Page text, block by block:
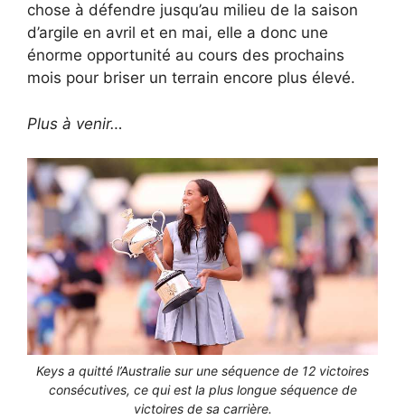
chose à défendre jusqu’au milieu de la saison
d’argile en avril et en mai, elle a donc une
énorme opportunité au cours des prochains
mois pour briser un terrain encore plus élevé.
Plus à venir…
Keys a quitté l’Australie sur une séquence de 12 victoires
consécutives, ce qui est la plus longue séquence de
victoires de sa carrière.